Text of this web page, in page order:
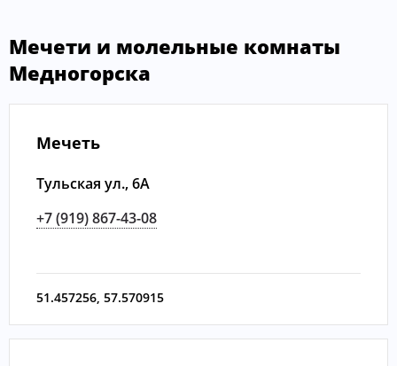
Мечети и молельные комнаты
Медногорска
Мечеть
Тульская ул., 6А
+7 (919) 867-43-08
51.457256, 57.570915